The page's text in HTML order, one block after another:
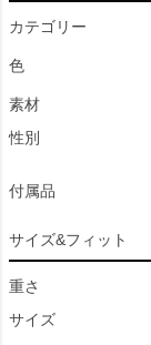
カテゴリー
色
素材
性別
付属品
サイズ&フィット
重さ
サイズ